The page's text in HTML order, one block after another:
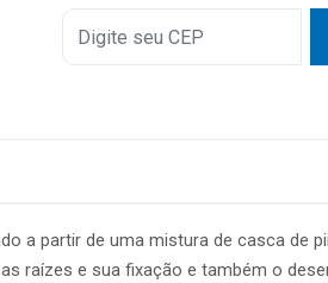
a partir de uma mistura de casca de
raízes e sua fixação e também o